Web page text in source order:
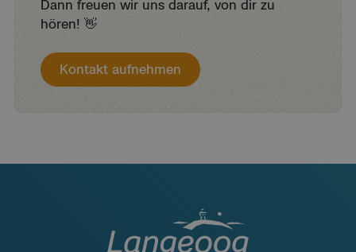
Dann freuen wir uns darauf, von dir zu
hören! 👋
Kontakt aufnehmen